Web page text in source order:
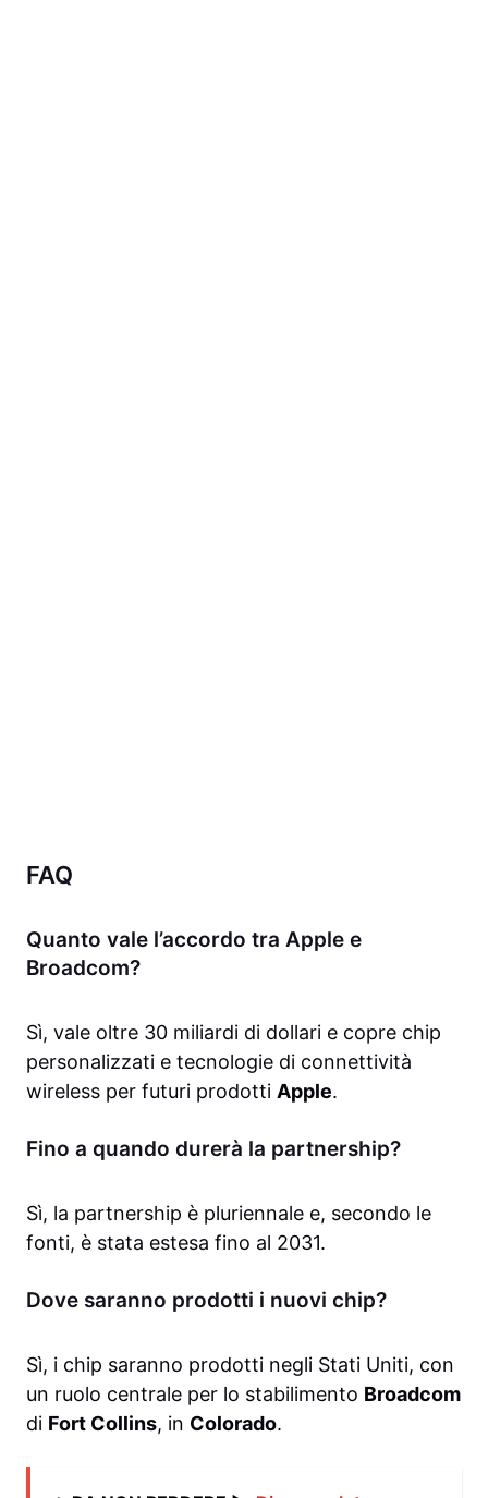
FAQ
Quanto vale l’accordo tra Apple e
Broadcom?
Sì, vale oltre 30 miliardi di dollari e copre chip
personalizzati e tecnologie di connettività
wireless per futuri prodotti Apple.
Fino a quando durerà la partnership?
Sì, la partnership è pluriennale e, secondo le
fonti, è stata estesa fino al 2031.
Dove saranno prodotti i nuovi chip?
Sì, i chip saranno prodotti negli Stati Uniti, con
un ruolo centrale per lo stabilimento Broadcom
di Fort Collins, in Colorado.